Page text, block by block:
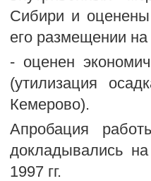
Сибири и оценены
его размещении
- оценен
(утилизация
Кемерово).
Апробация
докладывались
1997 гг.